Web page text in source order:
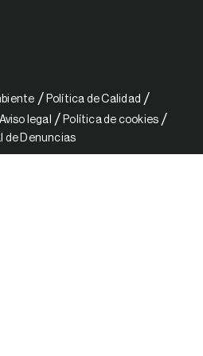
Política de Calidad
Aviso legal
Política de cookies
de Denuncias